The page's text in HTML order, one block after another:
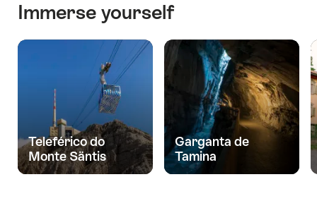
Immerse yourself
Teleférico do
Monte Säntis
Garganta de
Tamina